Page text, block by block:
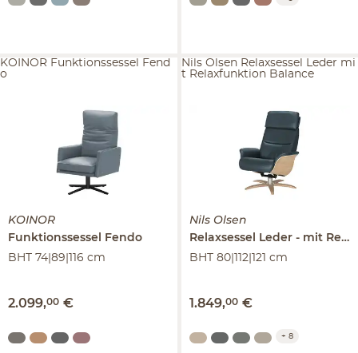
KOINOR
Funktionssessel
Fendo
BHT 74|89|116 cm
2.099,00 €
KOINOR Funktionssessel Fend
o
Nils Olsen
Relaxsessel Leder
mit Relaxfunktion
BHT 80|112|121 cm
1.849,00 €
Nils Olsen Relaxsessel Leder mi
t Relaxfunktion Balance
+ 8